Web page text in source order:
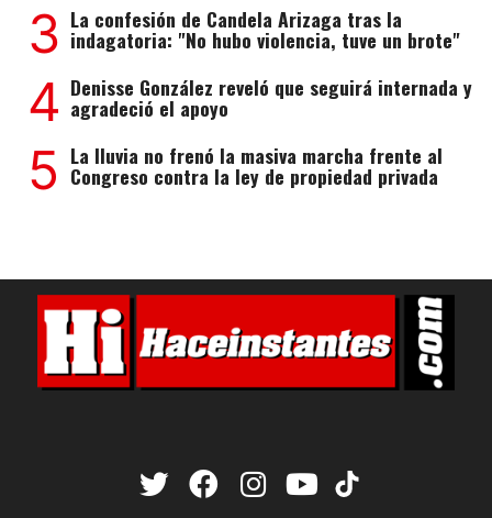
3 La confesión de Candela Arizaga tras la
indagatoria: "No hubo violencia, tuve un brote"
4 Denisse González reveló que seguirá internada y
agradeció el apoyo
5 La lluvia no frenó la masiva marcha frente al
Congreso contra la ley de propiedad privada